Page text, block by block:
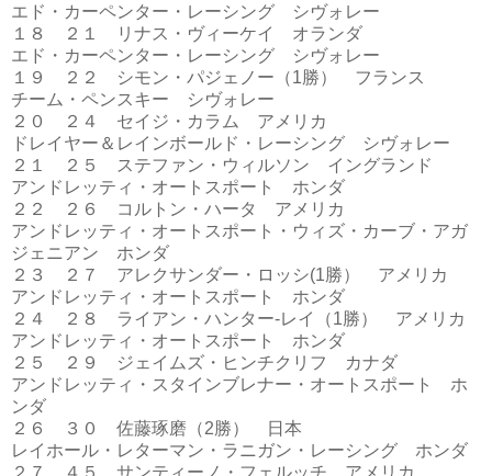
エド・カーペンター・レーシング シヴォレー
１８ ２１ リナス・ヴィーケイ オランダ
エド・カーペンター・レーシング シヴォレー
１９ ２２ シモン・パジェノー（1勝） フランス
チーム・ペンスキー シヴォレー
２０ ２４ セイジ・カラム アメリカ
ドレイヤー＆レインボールド・レーシング シヴォレー
２１ ２５ ステファン・ウィルソン イングランド
アンドレッティ・オートスポート ホンダ
２２ ２６ コルトン・ハータ アメリカ
アンドレッティ・オートスポート・ウィズ・カーブ・アガ
ジェニアン ホンダ
２３ ２７ アレクサンダー・ロッシ(1勝） アメリカ
アンドレッティ・オートスポート ホンダ
２４ ２８ ライアン・ハンター-レイ（1勝） アメリカ
アンドレッティ・オートスポート ホンダ
２５ ２９ ジェイムズ・ヒンチクリフ カナダ
アンドレッティ・スタインブレナー・オートスポート ホ
ンダ
２６ ３０ 佐藤琢磨（2勝） 日本
レイホール・レターマン・ラニガン・レーシング ホンダ
２７ ４５ サンティーノ・フェルッチ アメリカ